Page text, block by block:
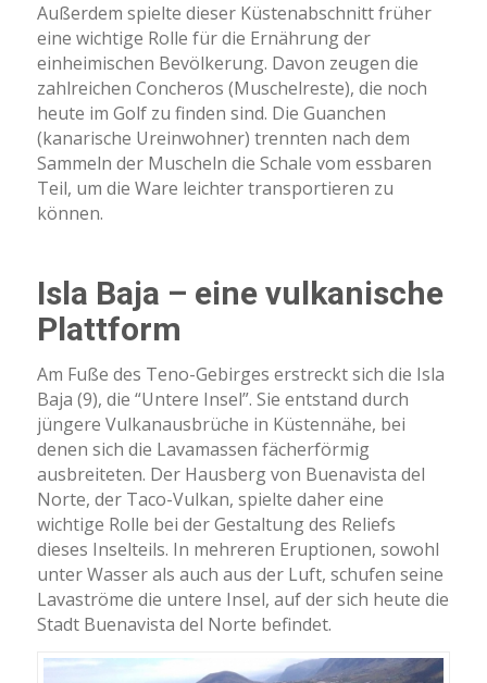
Außerdem spielte dieser Küstenabschnitt früher
eine wichtige Rolle für die Ernährung der
einheimischen Bevölkerung. Davon zeugen die
zahlreichen Concheros (Muschelreste), die noch
heute im Golf zu finden sind. Die Guanchen
(kanarische Ureinwohner) trennten nach dem
Sammeln der Muscheln die Schale vom essbaren
Teil, um die Ware leichter transportieren zu
können.
Isla Baja – eine vulkanische
Plattform
Am Fuße des Teno-Gebirges erstreckt sich die Isla
Baja (9), die “Untere Insel”. Sie entstand durch
jüngere Vulkanausbrüche in Küstennähe, bei
denen sich die Lavamassen fächerförmig
ausbreiteten. Der Hausberg von Buenavista del
Norte, der Taco-Vulkan, spielte daher eine
wichtige Rolle bei der Gestaltung des Reliefs
dieses Inselteils. In mehreren Eruptionen, sowohl
unter Wasser als auch aus der Luft, schufen seine
Lavaströme die untere Insel, auf der sich heute die
Stadt Buenavista del Norte befindet.